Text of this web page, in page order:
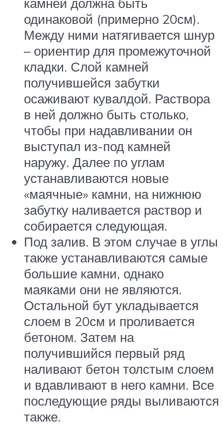
одинаковой (примерно 20см).
Между ними натягивается шнур
– ориентир для промежуточной
кладки. Слой камней
получившейся забутки
осаживают кувалдой. Раствора
в ней должно быть столько,
чтобы при надавливании он
выступал из-под камней
наружу. Далее по углам
устанавливаются новые
«маячные» камни, на нижнюю
забутку наливается раствор и
собирается следующая.
Под залив. В этом случае в углы
также устанавливаются самые
большие камни, однако
маяками они не являются.
Остальной бут укладывается
слоем в 20см и проливается
бетоном. Затем на
получившийся первый ряд
наливают бетон толстым слоем
и вдавливают в него камни. Все
последующие ряды выливаются
также.